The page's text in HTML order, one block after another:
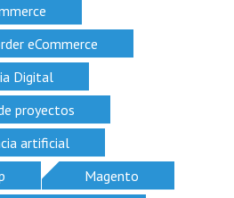
eCommerce
Digital
proyectos
artificial
Magento